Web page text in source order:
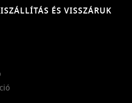
ÉS VISSZÁRUK